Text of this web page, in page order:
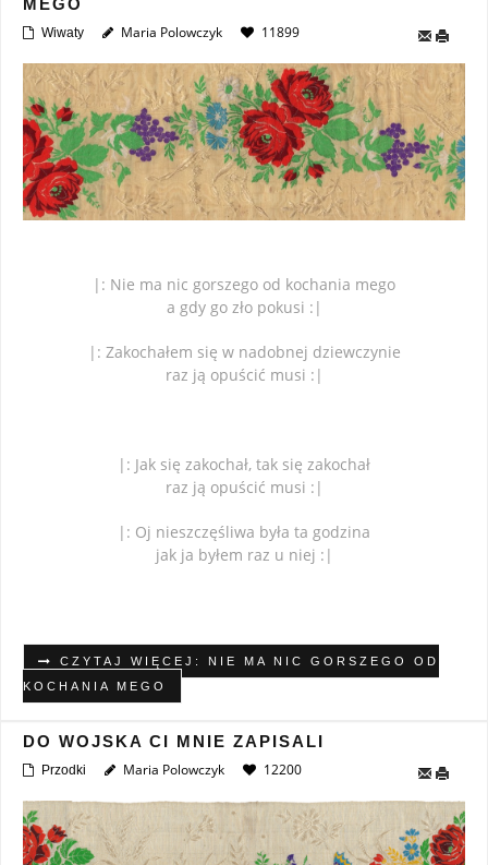
Wiwaty Maria Polowczyk 11899
|: Nie ma nic gorszego od kochania mego
a gdy go zło pokusi :|
|: Zakochałem się w nadobnej dziewczynie
raz ją opuścić musi :|
|: Jak się zakochał, tak się zakochał
raz ją opuścić musi :|
|: Oj nieszczęśliwa była ta godzina
jak ja byłem raz u niej :|
CZYTAJ WIĘCEJ: NIE MA NIC GORSZEGO OD
KOCHANIA MEGO
DO WOJSKA CI MNIE ZAPISALI
Przodki Maria Polowczyk 12200